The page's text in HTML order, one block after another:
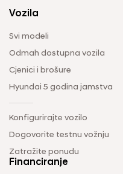
Vozila
Svi modeli
Odmah dostupna vozila
Cjenici i brošure
Hyundai 5 godina jamstva
Konfigurirajte vozilo
Dogovorite testnu vožnju
Zatražite ponudu
Financiranje